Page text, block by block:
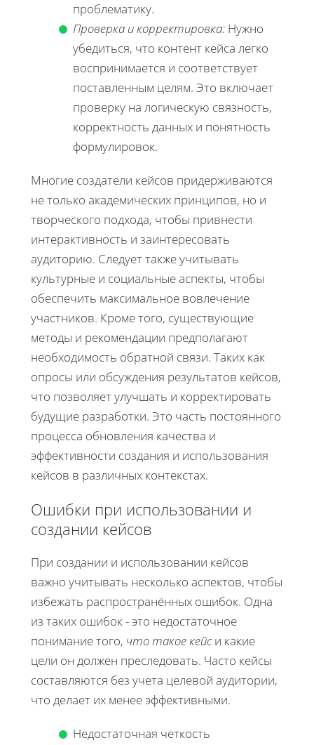
проблематику.
Проверка и корректировка: Нужно
убедиться, что контент кейса легко
воспринимается и соответствует
поставленным целям. Это включает
проверку на логическую связность,
корректность данных и понятность
формулировок.
Многие создатели кейсов придерживаются
не только академических принципов, но и
творческого подхода, чтобы привнести
интерактивность и заинтересовать
аудиторию. Следует также учитывать
культурные и социальные аспекты, чтобы
обеспечить максимальное вовлечение
участников. Кроме того, существующие
методы и рекомендации предполагают
необходимость обратной связи. Таких как
опросы или обсуждения результатов кейсов,
что позволяет улучшать и корректировать
будущие разработки. Это часть постоянного
процесса обновления качества и
эффективности создания и использования
кейсов в различных контекстах.
Ошибки при использовании и
создании кейсов
При создании и использовании кейсов
важно учитывать несколько аспектов, чтобы
избежать распространённых ошибок. Одна
из таких ошибок - это недостаточное
понимание того, что такое кейси какие
цели он должен преследовать. Часто кейсы
составляются без учета целевой аудитории,
что делает их менее эффективными.
Недостаточная четкость